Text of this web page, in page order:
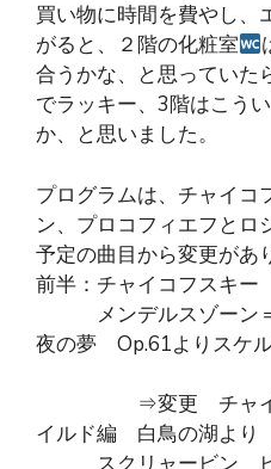
買い物に時間を費やし、
がると、２階の化粧室
合うかな、と思っていた
でラッキー、3階はこう
か、と思いました。
プログラムは、チャイコ
ン、プロコフィエフとロ
予定の曲目から変更があ
前半：チャイコフスキ
メンデルスゾーン
夜の夢 Op.61よりスケ
⇒変更 チャイコ
イルド編 白鳥の湖より